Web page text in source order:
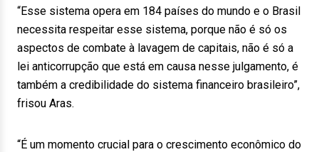
“Esse sistema opera em 184 países do mundo e o Brasil
necessita respeitar esse sistema, porque não é só os
aspectos de combate à lavagem de capitais, não é só a
lei anticorrupção que está em causa nesse julgamento, é
também a credibilidade do sistema financeiro brasileiro”,
frisou Aras.
“É um momento crucial para o crescimento econômico do